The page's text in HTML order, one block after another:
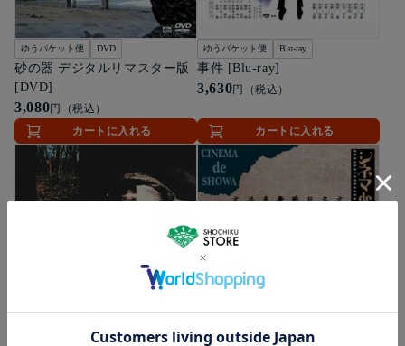
ゆうパケット便 DVD
砂の器 デジタルリマスター版
[DVD]
3,080円（税込）
カートに入れる
ゆうパケット便 Blu-ray
事件 [Blu-ray]
3,630円（税込）
カートに入れる